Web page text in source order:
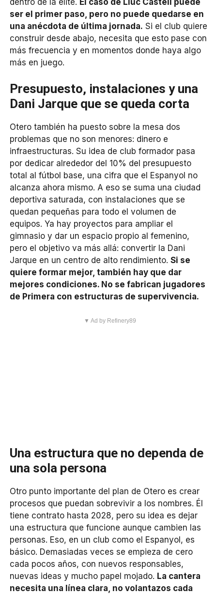
dentro de la élite. El caso de Lluc Castell puede
ser el primer paso, pero no puede quedarse en
una anécdota de última jornada. Si el club quiere
construir desde abajo, necesita que esto pase con
más frecuencia y en momentos donde haya algo
más en juego.
Presupuesto, instalaciones y una
Dani Jarque que se queda corta
Otero también ha puesto sobre la mesa dos
problemas que no son menores: dinero e
infraestructuras. Su idea de club formador pasa
por dedicar alrededor del 10% del presupuesto
total al fútbol base, una cifra que el Espanyol no
alcanza ahora mismo. A eso se suma una ciudad
deportiva saturada, con instalaciones que se
quedan pequeñas para todo el volumen de
equipos. Ya hay proyectos para ampliar el
gimnasio y dar un espacio propio al femenino,
pero el objetivo va más allá: convertir la Dani
Jarque en un centro de alto rendimiento. Si se
quiere formar mejor, también hay que dar
mejores condiciones. No se fabrican jugadores
de Primera con estructuras de supervivencia.
▼ Ad by Refinery89
Una estructura que no dependa de
una sola persona
Otro punto importante del plan de Otero es crear
procesos que puedan sobrevivir a los nombres. Él
tiene contrato hasta 2028, pero su idea es dejar
una estructura que funcione aunque cambien las
personas. Eso, en un club como el Espanyol, es
básico. Demasiadas veces se empieza de cero
cada pocos años, con nuevos responsables,
nuevas ideas y mucho papel mojado. La cantera
necesita una línea clara, no volantazos cada